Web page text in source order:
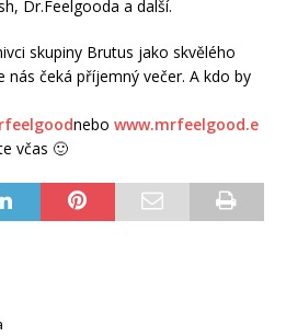
Dr.Feelgooda a další.
skupiny Brutus jako skvělého
čeká příjemný večer. A kdo by
nebo www.mrfeelgood.e
včas 🙂